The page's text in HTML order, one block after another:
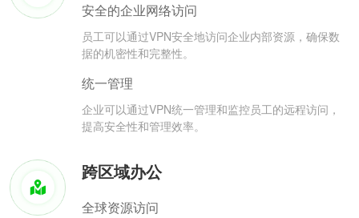
安全的企业网络访问
员工可以通过VPN安全地访问企业内部资源，确保数
据的机密性和完整性。
统一管理
企业可以通过VPN统一管理和监控员工的远程访问，
提高安全性和管理效率。
跨区域办公
全球资源访问